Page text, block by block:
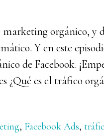
marketing orgánico, y
Y en este
de Facebook.
¿Qué es el tráfico
, Facebook Ads,